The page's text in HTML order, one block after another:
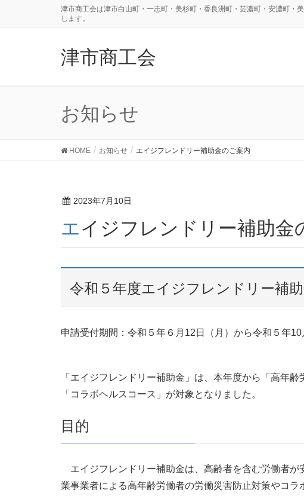
津市商工会は津市白山町・一志町・美杉町・香良洲町・芸濃町・安濃町・
します。
津市商工会
お知らせ
HOME お知らせ エイジフレンドリー補助金のご案内
2023年7月10日
エイジフレンドリー補助金
令和５年度エイジフレンドリー補
申請受付期間：令和５年６月12日（月）から令和５年
「エイジフレンドリー補助金」は、本年度から「高年
「コラボヘルスコース」が対象となりました。
目的
エイジフレンドリー補助金は、⾼齢者を含む労働者が
業事業者による高年齢労働者の労働災害防止対策やコ